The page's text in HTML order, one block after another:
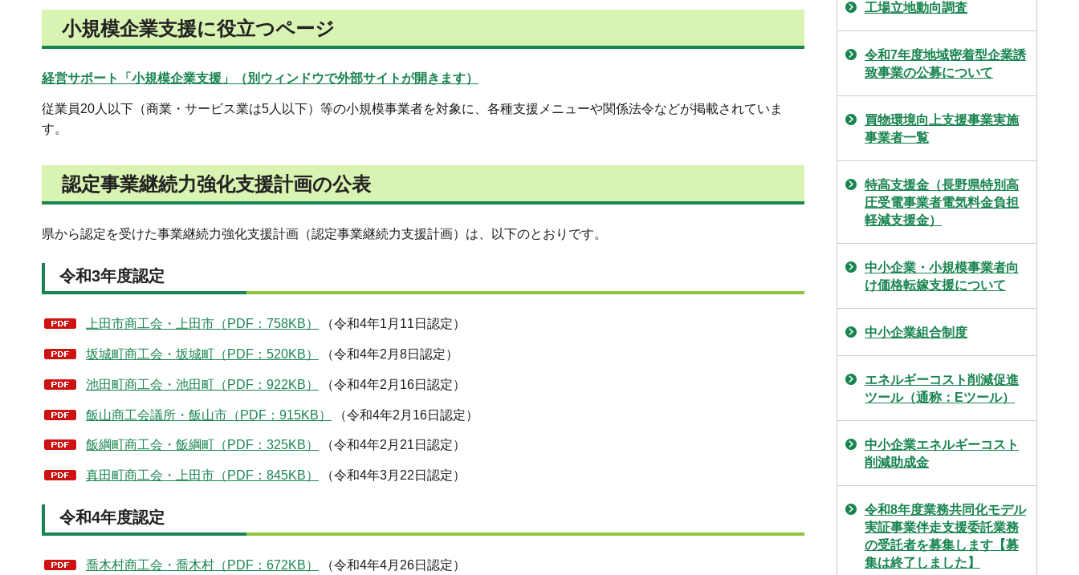
小規模企業支援に役立つページ
経営サポート「小規模企業支援」（別ウィンドウで外部サイトが開きます）
従業員20人以下（商業・サービス業は5人以下）等の小規模事業者を対象に、各種支援メニューや関係法令などが掲載されていま
す。
認定事業継続力強化支援計画の公表
県から認定を受けた事業継続力強化支援計画（認定事業継続力支援計画）は、以下のとおりです。
令和3年度認定
上田市商工会・上田市（PDF：758KB） （令和4年1月11日認定）
坂城町商工会・坂城町（PDF：520KB） （令和4年2月8日認定）
池田町商工会・池田町（PDF：922KB） （令和4年2月16日認定）
飯山商工会議所・飯山市（PDF：915KB） （令和4年2月16日認定）
飯綱町商工会・飯綱町（PDF：325KB） （令和4年2月21日認定）
真田町商工会・上田市（PDF：845KB） （令和4年3月22日認定）
令和4年度認定
喬木村商工会・喬木村（PDF：672KB） （令和4年4月26日認定）
工場立地動向調査
令和7年度地域密着型企業誘
致事業の公募について
買物環境向上支援事業実施
事業者一覧
特高支援金（長野県特別高
圧受電事業者電気料金負担
軽減支援金）
中小企業・小規模事業者向
け価格転嫁支援について
中小企業組合制度
エネルギーコスト削減促進
ツール（通称：Eツール）
中小企業エネルギーコスト
削減助成金
令和8年度業務共同化モデル
実証事業伴走支援委託業務
の受託者を募集します【募
集は終了しました】